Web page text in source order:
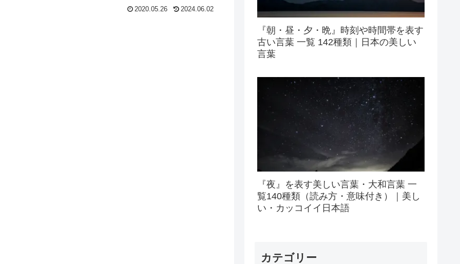
2020.05.26 2024.06.02
『朝・昼・夕・晩』時刻や時間帯を表す
古い言葉 一覧 142種類｜日本の美しい
言葉
『夜』を表す美しい言葉・大和言葉 一
覧140種類（読み方・意味付き）｜美し
い・カッコイイ日本語
カテゴリー